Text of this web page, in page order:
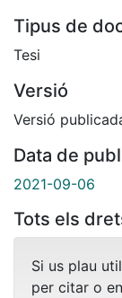
Tipus de
Tesi
Versió
Versió
Data de
2021-09-06
Tots els
Si us plau
per citar o